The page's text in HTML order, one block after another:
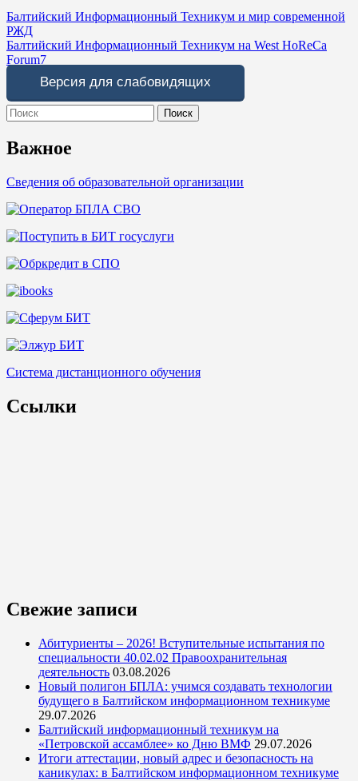
Навигация
по
записям
Балтийский Информационный Техникум и мир современной
РЖД
Балтийский Информационный Техникум на West HoReCa
Forum7
Версия для слабовидящих
Search
for:
Важное
Сведения об образовательной организации
Система дистанционного обучения
Ссылки
Свежие записи
Абитуриенты – 2026! Вступительные испытания по
специальности 40.02.02 Правоохранительная
деятельность 03.08.2026
Новый полигон БПЛА: учимся создавать технологии
будущего в Балтийском информационном техникуме
29.07.2026
Балтийский информационный техникум на
«Петровской ассамблее» ко Дню ВМФ 29.07.2026
Итоги аттестации, новый адрес и безопасность на
каникулах: в Балтийском информационном техникуме